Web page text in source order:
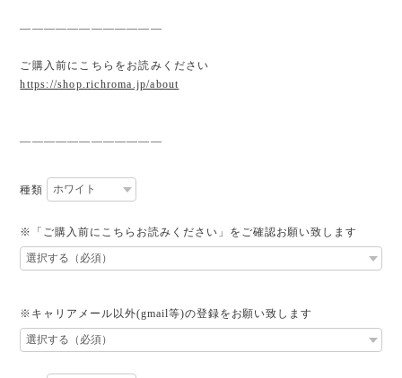
————————————
ご購入前にこちらをお読みください
https://shop.richroma.jp/about
————————————
種類
※「ご購入前にこちらお読みください」をご確認お願い致します
※キャリアメール以外(gmail等)の登録をお願い致します